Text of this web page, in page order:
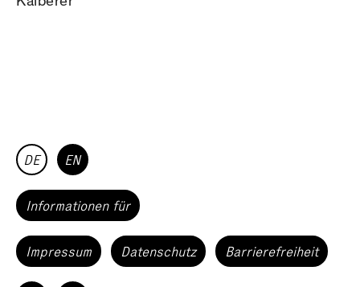
Informationen für
DE EN
Impressum Datenschutz Barrierefreiheit